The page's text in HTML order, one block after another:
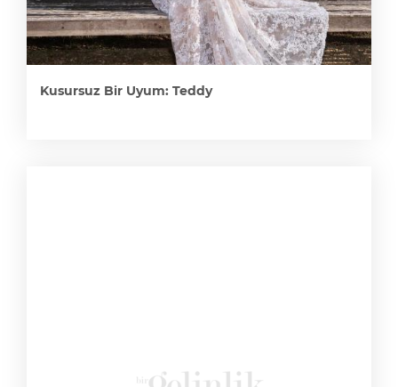
Kusursuz Bir Uyum: Teddy